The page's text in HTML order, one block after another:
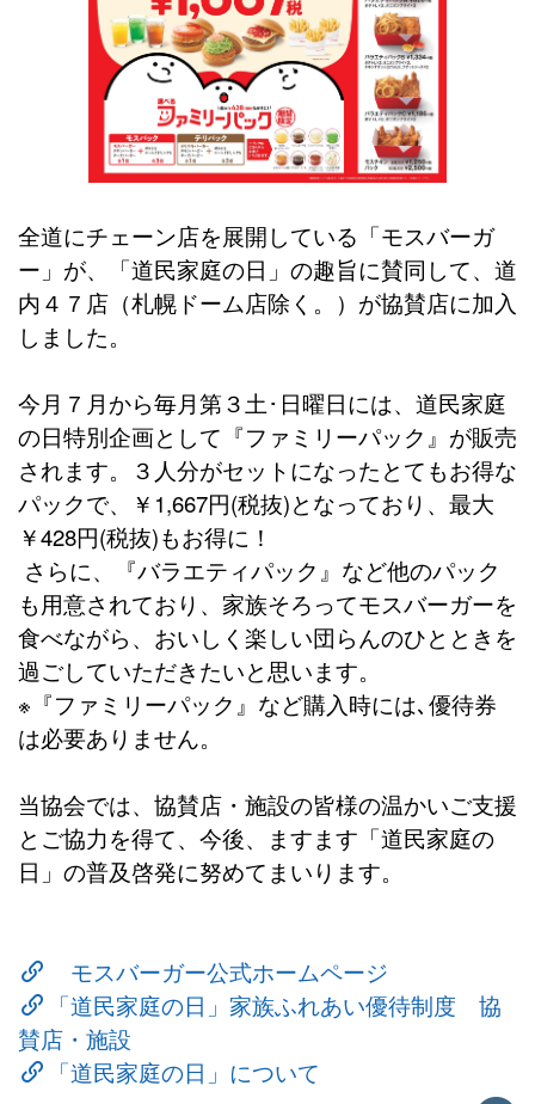
全道にチェーン店を展開している「モスバーガ
ー」が、「道民家庭の日」の趣旨に賛同して、道
内４７店（札幌ドーム店除く。）が協賛店に加入
しました。
今月７月から毎月第３土･日曜日には、道民家庭
の日特別企画として『ファミリーパック』が販売
されます。３人分がセットになったとてもお得な
パックで、￥1,667円(税抜)となっており、最大
￥428円(税抜)もお得に！
さらに、『バラエティパック』など他のパック
も用意されており、家族そろってモスバーガーを
食べながら、おいしく楽しい団らんのひとときを
過ごしていただきたいと思います。
※『ファミリーパック』など購入時には､優待券
は必要ありません。
当協会では、協賛店・施設の皆様の温かいご支援
とご協力を得て、今後、ますます「道民家庭の
日」の普及啓発に努めてまいります。
モスバーガー公式ホームページ
「道民家庭の日」家族ふれあい優待制度 協
賛店・施設
「道民家庭の日」について